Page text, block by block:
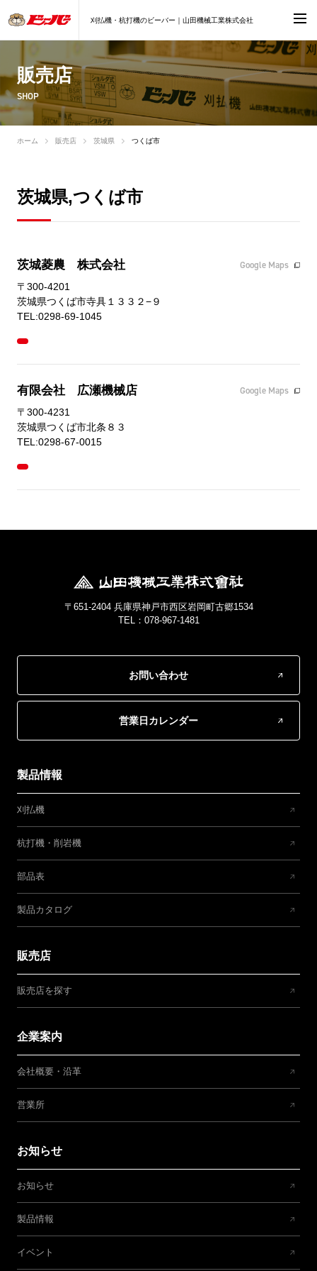
刈払機・杭打機のビーバー｜山田機械工業株式会社
販売店
SHOP
ホーム 販売店 茨城県 つくば市
茨城県,つくば市
茨城菱農 株式会社 Google Maps
〒300-4201
茨城県つくば市寺具１３３２−９
TEL:0298-69-1045
有限会社 広瀬機械店 Google Maps
〒300-4231
茨城県つくば市北条８３
TEL:0298-67-0015
〒651-2404 兵庫県神戸市西区岩岡町古郷1534
TEL：078-967-1481
お問い合わせ
営業日カレンダー
製品情報
刈払機
杭打機・削岩機
部品表
製品カタログ
販売店
販売店を探す
企業案内
会社概要・沿革
営業所
お知らせ
お知らせ
製品情報
イベント